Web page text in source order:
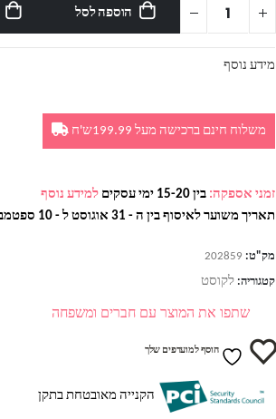
הוספה לסל
מידע נוסף
משלוח חינם ברכישה מעל 199.99ש'ח
זמני אספקה: בין 15-20 ימי עסקים
למידע נוסף
תאריך משוער לאיסוף בין ה - 31 אוגוסט ל - 10 ספטמבר
מק"ט: 202859
קטגוריה: לקוסט
שתפו את המוצר עם חברים ומשפחה
הוסף למועדפים שלך
הקנייה מאובטחת בתקן